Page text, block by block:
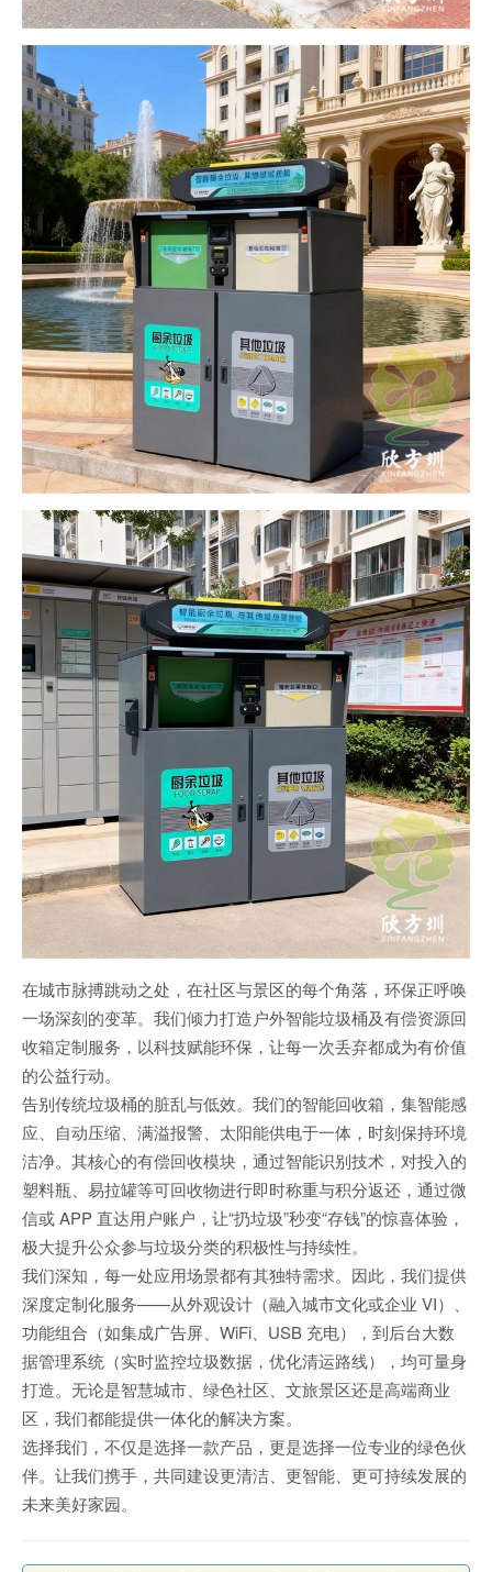
在城市脉搏跳动之处，在社区与景区的每个角落，环保正呼唤
一场深刻的变革。我们倾力打造户外智能垃圾桶及有偿资源回
收箱定制服务，以科技赋能环保，让每一次丢弃都成为有价值
的公益行动。
告别传统垃圾桶的脏乱与低效。我们的智能回收箱，集智能感
应、自动压缩、满溢报警、太阳能供电于一体，时刻保持环境
洁净。其核心的有偿回收模块，通过智能识别技术，对投入的
塑料瓶、易拉罐等可回收物进行即时称重与积分返还，通过微
信或 APP 直达用户账户，让“扔垃圾”秒变“存钱”的惊喜体验，
极大提升公众参与垃圾分类的积极性与持续性。
我们深知，每一处应用场景都有其独特需求。因此，我们提供
深度定制化服务——从外观设计（融入城市文化或企业 VI）、
功能组合（如集成广告屏、WiFi、USB 充电），到后台大数
据管理系统（实时监控垃圾数据，优化清运路线），均可量身
打造。无论是智慧城市、绿色社区、文旅景区还是高端商业
区，我们都能提供一体化的解决方案。
选择我们，不仅是选择一款产品，更是选择一位专业的绿色伙
伴。让我们携手，共同建设更清洁、更智能、更可持续发展的
未来美好家园。